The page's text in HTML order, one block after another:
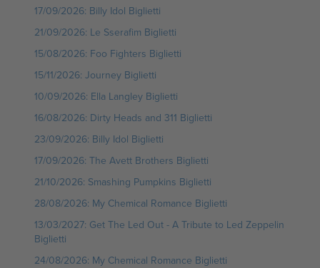
17/09/2026: Billy Idol Biglietti
21/09/2026: Le Sserafim Biglietti
15/08/2026: Foo Fighters Biglietti
15/11/2026: Journey Biglietti
10/09/2026: Ella Langley Biglietti
16/08/2026: Dirty Heads and 311 Biglietti
23/09/2026: Billy Idol Biglietti
17/09/2026: The Avett Brothers Biglietti
21/10/2026: Smashing Pumpkins Biglietti
28/08/2026: My Chemical Romance Biglietti
13/03/2027: Get The Led Out - A Tribute to Led Zeppelin
Biglietti
24/08/2026: My Chemical Romance Biglietti